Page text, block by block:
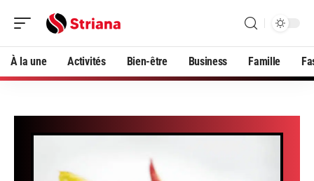
À la une Activités Bien-être Business Famille